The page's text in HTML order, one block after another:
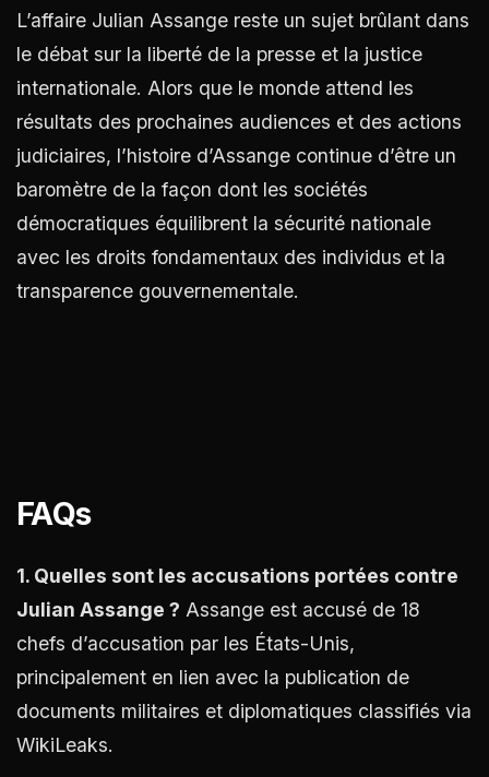
L’affaire Julian Assange reste un sujet brûlant dans
le débat sur la liberté de la presse et la justice
internationale. Alors que le monde attend les
résultats des prochaines audiences et des actions
judiciaires, l’histoire d’Assange continue d’être un
baromètre de la façon dont les sociétés
démocratiques équilibrent la sécurité nationale
avec les droits fondamentaux des individus et la
transparence gouvernementale.
FAQs
1. Quelles sont les accusations portées contre
Julian Assange ? Assange est accusé de 18
chefs d’accusation par les États-Unis,
principalement en lien avec la publication de
documents militaires et diplomatiques classifiés via
WikiLeaks​​.